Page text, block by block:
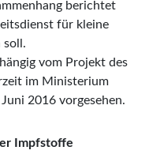
berichtet
für kleine
soll.
vom Projekt des
im Ministerium
2016 vorgesehen.
Impfstoffe